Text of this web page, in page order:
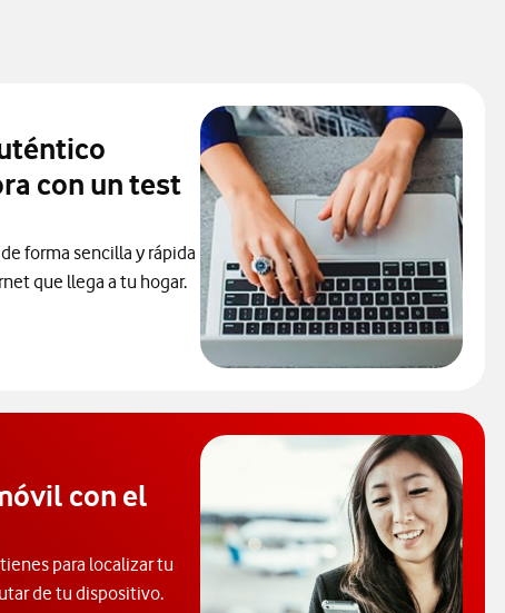
con un test
forma sencilla y rápida
que llega a tu hogar.
con el
para localizar tu
de tu dispositivo.